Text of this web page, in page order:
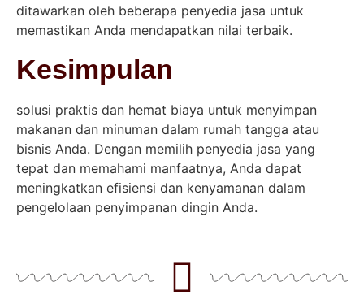
ditawarkan oleh beberapa penyedia jasa untuk
memastikan Anda mendapatkan nilai terbaik.
Kesimpulan
solusi praktis dan hemat biaya untuk menyimpan
makanan dan minuman dalam rumah tangga atau
bisnis Anda. Dengan memilih penyedia jasa yang
tepat dan memahami manfaatnya, Anda dapat
meningkatkan efisiensi dan kenyamanan dalam
pengelolaan penyimpanan dingin Anda.